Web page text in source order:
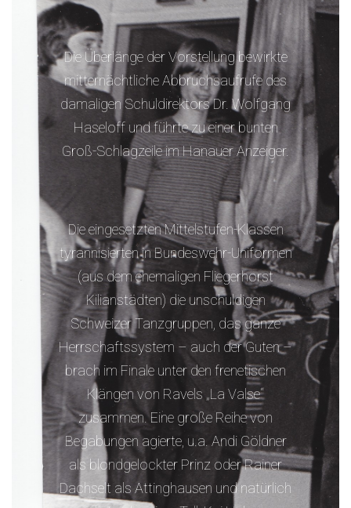
Die Überlänge der Vorstellung bewirkte
mitternächtliche Abbruchsaufrufe des
damaligen Schuldirektors Dr. Wolfgang
Haseloff und führte zu einer bunten
Groß-Schlagzeile im Hanauer Anzeiger.
Die eingesetzten Mittelstufen-Klassen
tyrannisierten in Bundeswehr-Uniformen
(aus dem ehemaligen Fliegerhorst
Kilianstädten) die unschuldigen
Schweizer Tanzgruppen, das ganze
Herrschaftssystem – auch der Guten –
brach im Finale unter den frenetischen
Klängen von Ravels „La Valse“
zusammen. Eine große Reihe von
Begabungen agierte, u.a. Andi Göldner
als blondgelockter Prinz oder Rainer
Dachselt als Attinghausen und natürlich